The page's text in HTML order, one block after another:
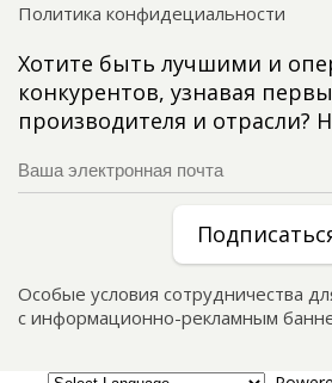
Политика конфидециальности
Хотите быть лучшими и
конкурентов, узнавая
производителя и отрасли?
Особые условия сотрудничества
с информационно-рекламным